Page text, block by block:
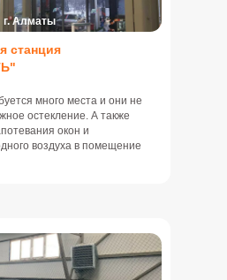
станция
много места и они не
остекление. А также
окон и
воздуха в помещение
г. Алматы